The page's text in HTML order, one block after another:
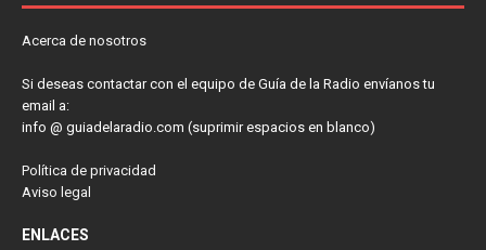
Acerca de nosotros
Si deseas contactar con el equipo de Guía de la Radio envíanos tu
email a:
info @ guiadelaradio.com (suprimir espacios en blanco)
Política de privacidad
Aviso legal
ENLACES